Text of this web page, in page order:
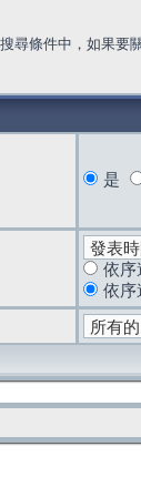
尋條件中，如果要
是
依序
依序